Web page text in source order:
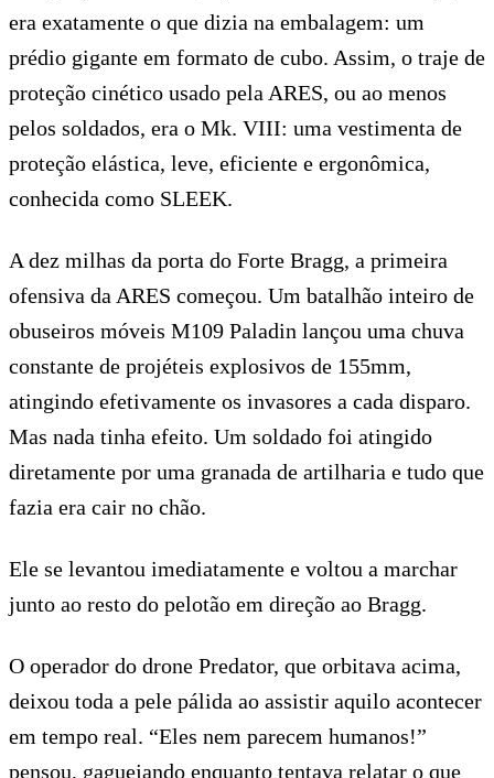
era exatamente o que dizia na embalagem: um
prédio gigante em formato de cubo. Assim, o traje de
proteção cinético usado pela ARES, ou ao menos
pelos soldados, era o Mk. VIII: uma vestimenta de
proteção elástica, leve, eficiente e ergonômica,
conhecida como SLEEK.
A dez milhas da porta do Forte Bragg, a primeira
ofensiva da ARES começou. Um batalhão inteiro de
obuseiros móveis M109 Paladin lançou uma chuva
constante de projéteis explosivos de 155mm,
atingindo efetivamente os invasores a cada disparo.
Mas nada tinha efeito. Um soldado foi atingido
diretamente por uma granada de artilharia e tudo que
fazia era cair no chão.
Ele se levantou imediatamente e voltou a marchar
junto ao resto do pelotão em direção ao Bragg.
O operador do drone Predator, que orbitava acima,
deixou toda a pele pálida ao assistir aquilo acontecer
em tempo real. “Eles nem parecem humanos!”
pensou, gaguejando enquanto tentava relatar o que